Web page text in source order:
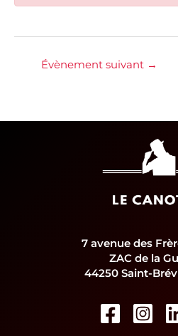
Évènement suivant →
7 avenue des
ZAC de la
44250 Saint-